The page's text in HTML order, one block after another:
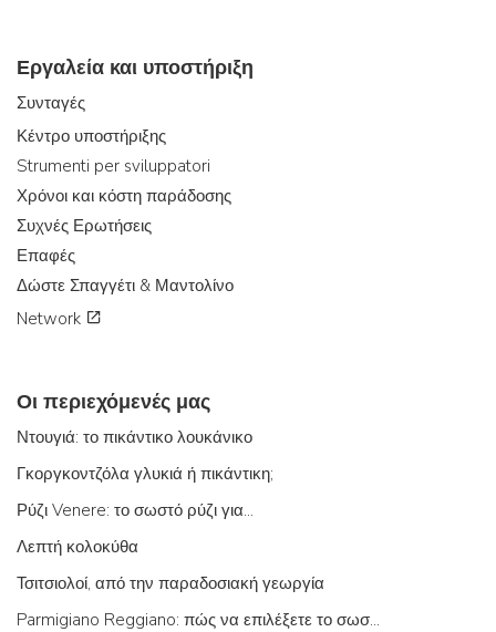
Εργαλεία και υποστήριξη
Συνταγές
Κέντρο υποστήριξης
Strumenti per sviluppatori
Χρόνοι και κόστη παράδοσης
Συχνές Ερωτήσεις
Επαφές
Δώστε Σπαγγέτι & Μαντολίνο
Network
Οι περιεχόμενές μας
Ντουγιά: το πικάντικο λουκάνικο
Γκοργκοντζόλα γλυκιά ή πικάντικη;
Ρύζι Venere: το σωστό ρύζι για...
Λεπτή κολοκύθα
Τσιτσιολοί, από την παραδοσιακή γεωργία
Parmigiano Reggiano: πώς να επιλέξετε το σωστό